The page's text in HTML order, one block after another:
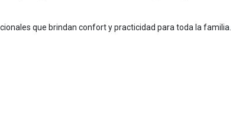
que brindan confort y practicidad para toda la familia.